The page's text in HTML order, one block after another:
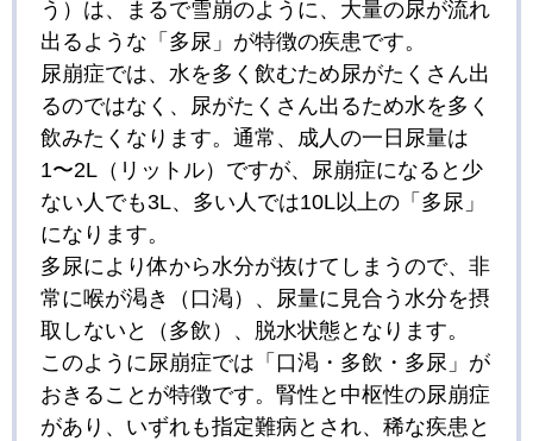
う）は、まるで雪崩のように、大量の尿が流れ
出るような「多尿」が特徴の疾患です。
尿崩症では、水を多く飲むため尿がたくさん出
るのではなく、尿がたくさん出るため水を多く
飲みたくなります。通常、成人の一日尿量は
1〜2L（リットル）ですが、尿崩症になると少
ない人でも3L、多い人では10L以上の「多尿」
になります。
多尿により体から水分が抜けてしまうので、非
常に喉が渇き（口渇）、尿量に見合う水分を摂
取しないと（多飲）、脱水状態となります。
このように尿崩症では「口渇・多飲・多尿」が
おきることが特徴です。腎性と中枢性の尿崩症
があり、いずれも指定難病とされ、稀な疾患と